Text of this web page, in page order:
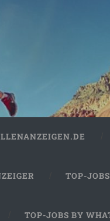
TOP-
TOP-JOBS BY